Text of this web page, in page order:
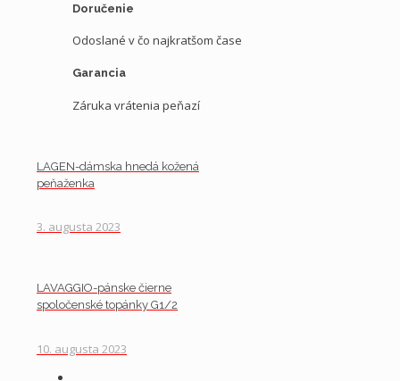
Doručenie
Odoslané v čo najkratšom čase
Garancia
Záruka vrátenia peňazí
LAGEN-dámska hnedá kožená
peňaženka
3. augusta 2023
LAVAGGIO-pánske čierne
spoločenské topánky G1/2
10. augusta 2023